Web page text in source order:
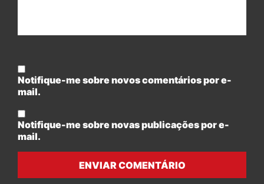
Notifique-me sobre novos comentários por e-
mail.
Notifique-me sobre novas publicações por e-
mail.
ENVIAR COMENTÁRIO